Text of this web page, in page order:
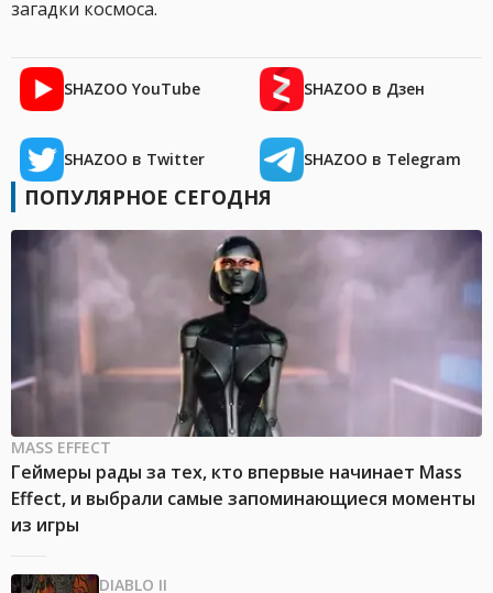
загадки космоса.
SHAZOO YouTube SHAZOO в Дзен
SHAZOO в Twitter SHAZOO в Telegram
ПОПУЛЯРНОЕ СЕГОДНЯ
MASS EFFECT
Геймеры рады за тех, кто впервые начинает Mass
Effect, и выбрали самые запоминающиеся моменты
из игры
DIABLO II